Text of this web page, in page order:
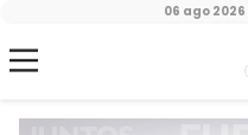
06 ago 2026